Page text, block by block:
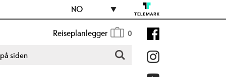
NO
Reiseplanlegger 0